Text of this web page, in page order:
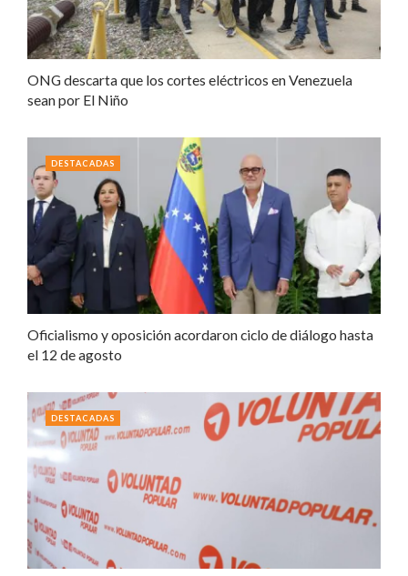
ONG descarta que los cortes eléctricos en Venezuela
sean por El Niño
Oficialismo y oposición acordaron ciclo de diálogo hasta
el 12 de agosto
DESTACADAS
DESTACADAS